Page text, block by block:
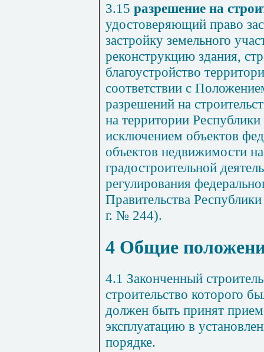
3.15 разрешение на
удостоверяющий право
застройку земельного
реконструкцию здания,
благоустройство
соответствии с
разрешений на
на территории Республики
исключением объектов
объектов недвижимости на
градостроительной
регулирования
Правительства Республики
г. № 244).
4 Общие
4.1 Законченный
строительство которого
должен быть принят
эксплуатацию в
порядке.